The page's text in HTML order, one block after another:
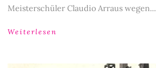
Meisterschüler Claudio Arraus wegen...
Weiterlesen